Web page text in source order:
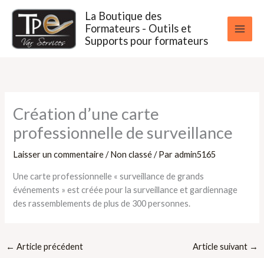
contenu
La Boutique des
Formateurs - Outils et
Supports pour formateurs
Création d’une carte
professionnelle de surveillance
Laisser un commentaire /Non classé/ Paradmin5165
Une carte professionnelle « surveillance de grands
événements » est créée pour la surveillance et gardiennage
des rassemblements de plus de 300 personnes.
← Article précédent Article suivant →